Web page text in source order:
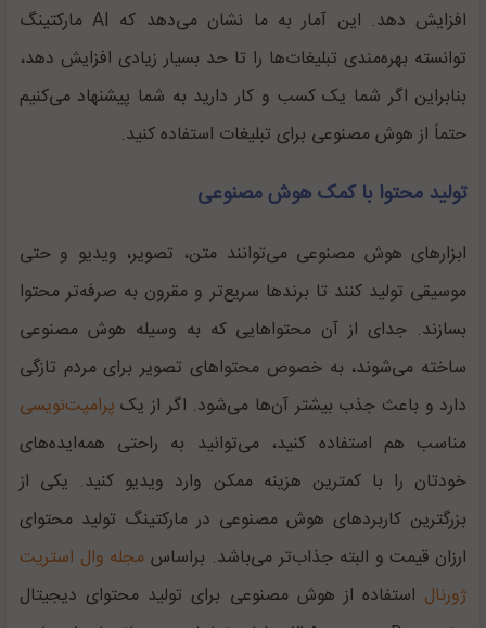
افزایش دهد. این آمار به ما نشان می‌دهد که AI مارکتینگ
توانسته بهره‌مندی تبلیغات‌ها را تا حد بسیار زیادی افزایش دهد،
بنابراین اگر شما یک کسب و کار دارید به شما پیشنهاد می‌کنیم
حتماً از هوش مصنوعی برای تبلیغات استفاده کنید.
تولید محتوا با کمک هوش مصنوعی
ابزار‌های هوش مصنوعی می‌توانند متن، تصویر، ویدیو و حتی
موسیقی تولید کنند تا برند‌ها سریع‌تر و مقرون‌ به‌ صرفه‌تر محتوا
بسازند. جدای از آن محتوا‌هایی که به وسیله هوش مصنوعی
ساخته می‌شوند، به خصوص محتوا‌های تصویر برای مردم تازگی
دارد و باعث جذب بیشتر آن‌ها می‌شود. اگر از یک پرامپت‌نویسی
مناسب هم استفاده کنید، می‌توانید به راحتی همه‌ایده‌های
خودتان را با کمترین هزینه ممکن وارد ویدیو کنید. یکی از
بزرگترین کاربرد‌های هوش مصنوعی در مارکتینگ تولید محتوای
ارزان قیمت و البته جذاب‌تر می‌باشد. براساس مجله وال استریت
ژورنال استفاده از هوش مصنوعی برای تولید محتوای دیجیتال